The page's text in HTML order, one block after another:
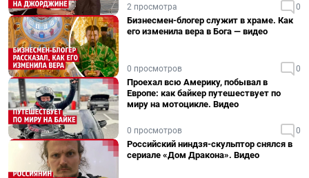
2 просмотра 0
Бизнесмен-блогер служит в храме. Как
его изменила вера в Бога — видео
0 просмотров 0
Проехал всю Америку, побывал в
Европе: как байкер путешествует по
миру на мотоцикле. Видео
0 просмотров 0
Российский ниндзя-скульптор снялся в
сериале «Дом Дракона». Видео